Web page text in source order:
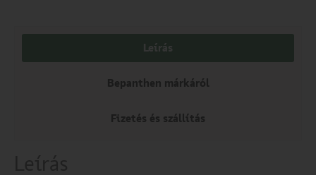
Leírás
Bepanthen márkáról
Fizetés és szállítás